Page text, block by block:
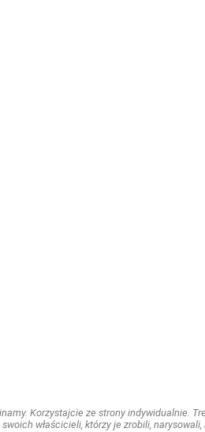
Korzystajcie ze strony indywidualnie.
właścicieli, którzy je zrobili,